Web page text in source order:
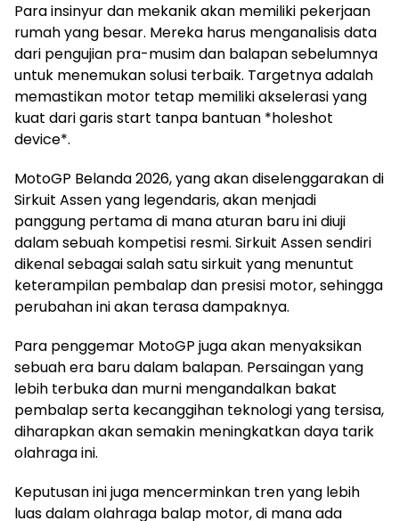
Para insinyur dan mekanik akan memiliki pekerjaan
rumah yang besar. Mereka harus menganalisis data
dari pengujian pra-musim dan balapan sebelumnya
untuk menemukan solusi terbaik. Targetnya adalah
memastikan motor tetap memiliki akselerasi yang
kuat dari garis start tanpa bantuan *holeshot
device*.
MotoGP Belanda 2026, yang akan diselenggarakan di
Sirkuit Assen yang legendaris, akan menjadi
panggung pertama di mana aturan baru ini diuji
dalam sebuah kompetisi resmi. Sirkuit Assen sendiri
dikenal sebagai salah satu sirkuit yang menuntut
keterampilan pembalap dan presisi motor, sehingga
perubahan ini akan terasa dampaknya.
Para penggemar MotoGP juga akan menyaksikan
sebuah era baru dalam balapan. Persaingan yang
lebih terbuka dan murni mengandalkan bakat
pembalap serta kecanggihan teknologi yang tersisa,
diharapkan akan semakin meningkatkan daya tarik
olahraga ini.
Keputusan ini juga mencerminkan tren yang lebih
luas dalam olahraga balap motor, di mana ada